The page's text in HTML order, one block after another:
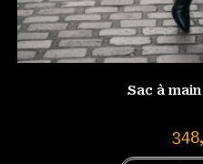
Sac à